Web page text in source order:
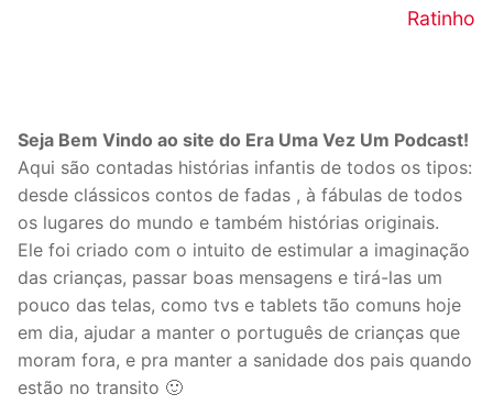
Ratinho
Seja Bem Vindo ao site do Era Uma Vez Um Podcast!
Aqui são contadas histórias infantis de todos os tipos:
desde clássicos contos de fadas , à fábulas de todos
os lugares do mundo e também histórias originais.
Ele foi criado com o intuito de estimular a imaginação
das crianças, passar boas mensagens e tirá-las um
pouco das telas, como tvs e tablets tão comuns hoje
em dia, ajudar a manter o português de crianças que
moram fora, e pra manter a sanidade dos pais quando
estão no transito 🙂